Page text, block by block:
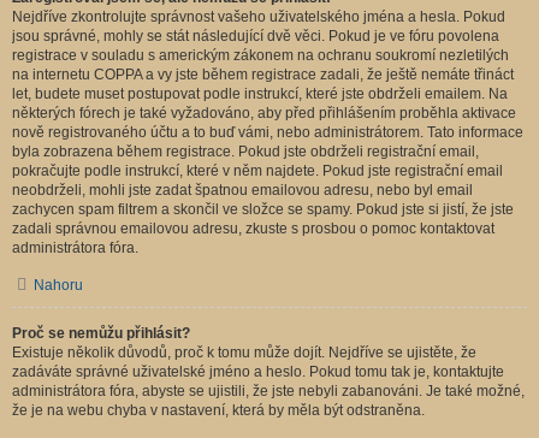
Nejdříve zkontrolujte správnost vašeho uživatelského jména a hesla. Pokud
jsou správné, mohly se stát následující dvě věci. Pokud je ve fóru povolena
registrace v souladu s americkým zákonem na ochranu soukromí nezletilých
na internetu COPPA a vy jste během registrace zadali, že ještě nemáte třináct
let, budete muset postupovat podle instrukcí, které jste obdrželi emailem. Na
některých fórech je také vyžadováno, aby před přihlášením proběhla aktivace
nově registrovaného účtu a to buď vámi, nebo administrátorem. Tato informace
byla zobrazena během registrace. Pokud jste obdrželi registrační email,
pokračujte podle instrukcí, které v něm najdete. Pokud jste registrační email
neobdrželi, mohli jste zadat špatnou emailovou adresu, nebo byl email
zachycen spam filtrem a skončil ve složce se spamy. Pokud jste si jistí, že jste
zadali správnou emailovou adresu, zkuste s prosbou o pomoc kontaktovat
administrátora fóra.
Nahoru
Proč se nemůžu přihlásit?
Existuje několik důvodů, proč k tomu může dojít. Nejdříve se ujistěte, že
zadáváte správné uživatelské jméno a heslo. Pokud tomu tak je, kontaktujte
administrátora fóra, abyste se ujistili, že jste nebyli zabanováni. Je také možné,
že je na webu chyba v nastavení, která by měla být odstraněna.